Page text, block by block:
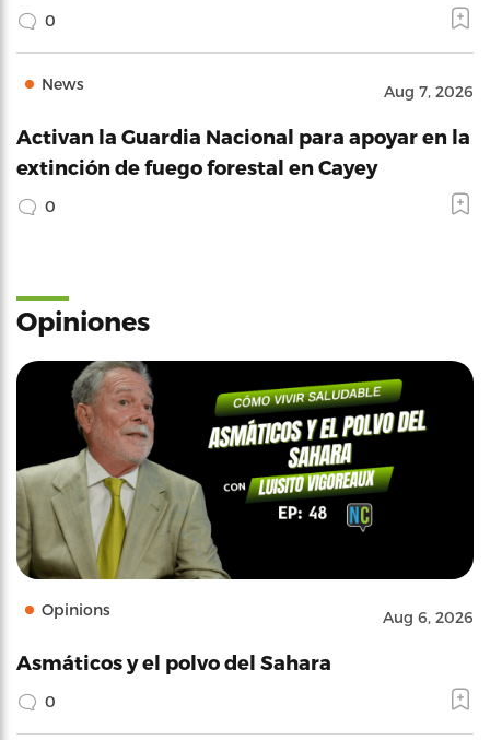
0
News Aug 7, 2026
Activan la Guardia Nacional para apoyar en la
extinción de fuego forestal en Cayey
0
Opiniones
Opinions Aug 6, 2026
Asmáticos y el polvo del Sahara
0